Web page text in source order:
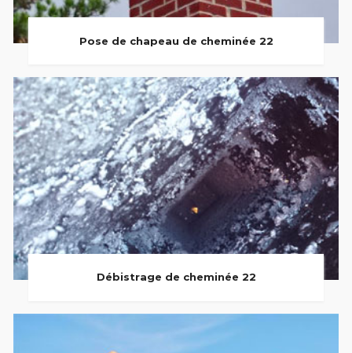
Pose de chapeau de cheminée 22
Débistrage de cheminée 22